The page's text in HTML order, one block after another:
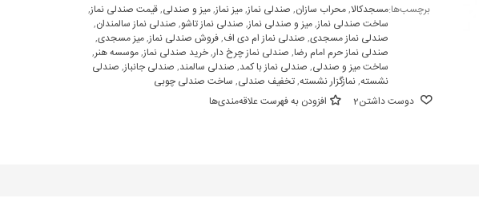
برچسب‌ها:مسجدکالا,محراب سازان, صندلی نماز,میز نماز,میز و صندلی,قیمت صندلی نماز,
ساخت صندلی نماز,میز و صندلی نماز, صندلی نماز تاشو, صندلی نماز سالمندان,
صندلی نماز مسجدی, صندلی نماز ام دی اف,فروش صندلی نماز,میز مسجدی,
صندلی نماز حرم امام رضا, صندلی نماز چرخ دار,خرید صندلی نماز,موسسه هنر,
ساخت میز و صندلی, صندلی نماز با کمد, صندلی سالمند, صندلی جانباز, صندلی
نشسته,نمازگزار نشسته,تخفیف صندلی, ساخت صندلی چوبی
دوست داشتن2 افزودن به فهرست علاقه‌مندی‌ها